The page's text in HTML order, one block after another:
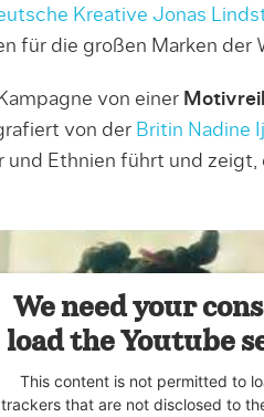
Kreative Jonas
für die großen Marken der
von einer
von der Britin Nadine
Ethnien führt und zeigt,
We need your
load the Youtube
This content is not permitted to
trackers that are not disclosed to